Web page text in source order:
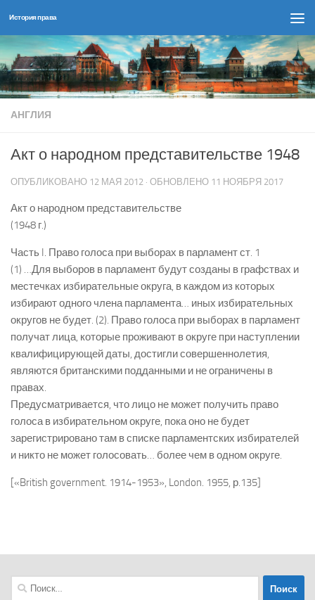
Перейти к содержимому
История права
АНГЛИЯ
Акт о народном представительстве 1948
ОПУБЛИКОВАНО 12 МАЯ 2012 · ОБНОВЛЕНО 11 НОЯБРЯ 2017
Акт о народном представительстве
(1948 г.)
Часть I. Право голоса при выборах в парламент ст. 1
(1) …Для выборов в парламент будут созданы в графствах и
местечках избирательные округа, в каждом из которых
избирают одного члена парламента… иных избирательных
округов не будет. (2). Право голоса при выборах в парламент
получат лица, которые проживают в округе при наступлении
квалифицирующей даты, достигли совершеннолетия,
являются британскими подданными и не ограничены в
правах.
Предусматривается, что лицо не может получить право
голоса в избирательном округе, пока оно не будет
зарегистрировано там в списке парламентских избирателей
и никто не может голосовать… более чем в одном округе.
[«British government. 1914-1953», London. 1955, р.135]
Найти: